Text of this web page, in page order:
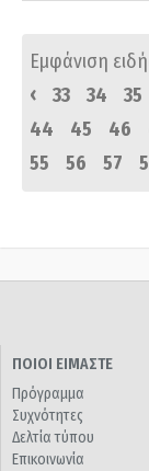
Εμφάνιση
‹
33 34 35
44
45 46
55
56 57
ΠΟΙΟΙ ΕΙΜΑΣΤΕ
Πρόγραμμα
Συχνότητες
Δελτία τύπου
Επικοινωνία